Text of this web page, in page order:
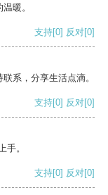
暖。
支持[0] 反对[0]
系，分享生活点滴。
支持[0] 反对[0]
手。
支持[0] 反对[0]